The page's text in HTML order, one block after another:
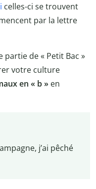
celles-ci se trouvent
par la lettre
partie de « Petit Bac »
votre culture
en « b » en
j’ai pêché